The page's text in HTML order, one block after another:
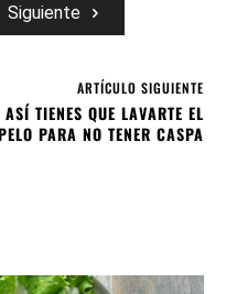
Siguiente
ARTÍCULO SIGUIENTE
ASÍ TIENES QUE LAVARTE EL
PARA NO TENER CASPA